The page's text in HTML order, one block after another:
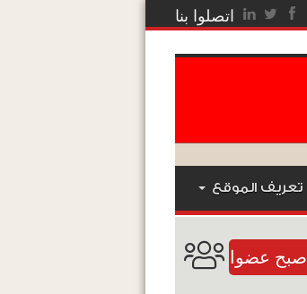
اتصلوا بنا
تعريف الموقع
اصبح عضوا